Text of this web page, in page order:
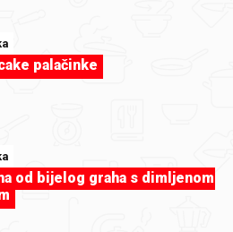
bez dostave: 7 jela
tekmu
palačinke
od bijelog graha s dimljenom